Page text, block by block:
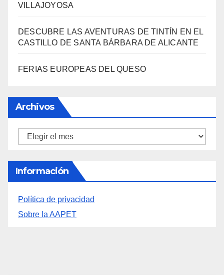
VILLAJOYOSA
DESCUBRE LAS AVENTURAS DE TINTÍN EN EL
CASTILLO DE SANTA BÁRBARA DE ALICANTE
FERIAS EUROPEAS DEL QUESO
Archivos
Archivos
Información
Política de privacidad
Sobre la AAPET